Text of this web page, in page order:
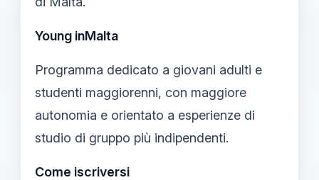
Young inMalta
Programma dedicato a giovani adulti e
studenti maggiorenni, con maggiore
autonomia e orientato a esperienze di
studio di gruppo più indipendenti.
Come iscriversi